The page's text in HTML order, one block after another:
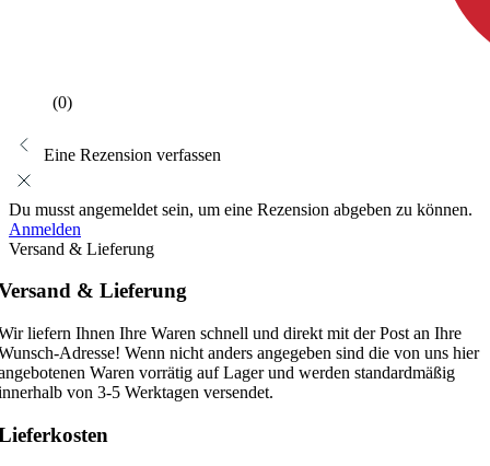
(0)
Eine Rezension verfassen
Du musst angemeldet sein, um eine Rezension abgeben zu können.
Anmelden
Versand & Lieferung
& Lieferung
liefern Ihnen Ihre Waren schnell und direkt mit der Post an Ihre
Adresse! Wenn nicht anders angegeben sind die von uns hier
Waren vorrätig auf Lager und werden standardmäßig
von 3-5 Werktagen versendet.